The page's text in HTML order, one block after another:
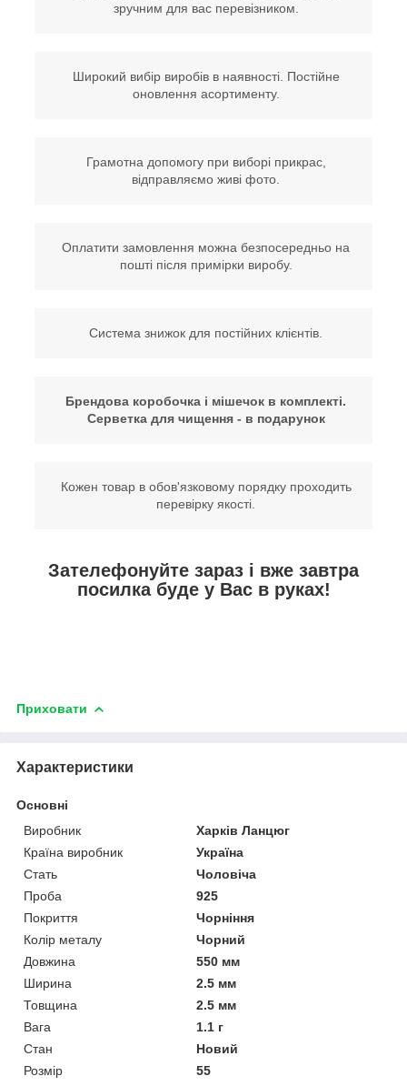
зручним для вас перевізником.
Широкий вибір виробів в наявності. Постійне
оновлення асортименту.
Грамотна допомогу при виборі прикрас,
відправляємо живі фото.
Оплатити замовлення можна безпосередньо на
пошті після примірки виробу.
Система знижок для постійних клієнтів.
Брендова коробочка і мішечок в комплекті.
Серветка для чищення - в подарунок
Кожен товар в обов'язковому порядку проходить
перевірку якості.
Зателефонуйте зараз і вже завтра
посилка буде у Вас в руках!
Приховати
Характеристики
Основні
Виробник
Харків Ланцюг
Країна виробник
Україна
Стать
Чоловіча
Проба
925
Покриття
Чорніння
Колір металу
Чорний
Довжина
550 мм
Ширина
2.5 мм
Товщина
2.5 мм
Вага
1.1 г
Стан
Новий
Розмір
55